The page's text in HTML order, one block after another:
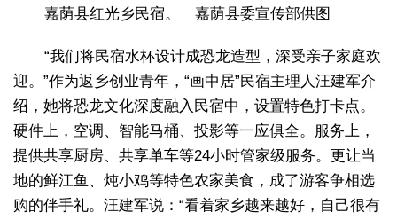
嘉荫县红光乡民宿。 嘉荫县委宣传部供图
“我们将民宿水杯设计成恐龙造型，深受亲子家庭欢
迎。”作为返乡创业青年，“画中居”民宿主理人汪建军介
绍，她将恐龙文化深度融入民宿中，设置特色打卡点。
硬件上，空调、智能马桶、投影等一应俱全。服务上，
提供共享厨房、共享单车等24小时管家级服务。更让当
地的鲜江鱼、炖小鸡等特色农家美食，成了游客争相选
购的伴手礼。汪建军说：“看着家乡越来越好，自己很有